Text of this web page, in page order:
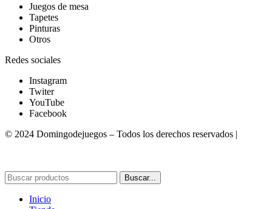
Juegos de mesa
Tapetes
Pinturas
Otros
Redes sociales
Instagram
Twiter
YouTube
Facebook
© 2024 Domingodejuegos – Todos los derechos reservados |
Buscar...
Inicio